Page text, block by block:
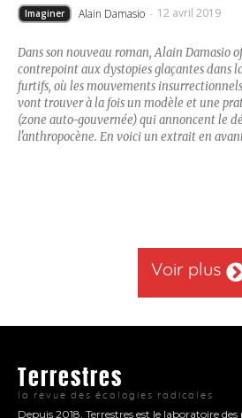
Imaginer Alain Damasio - 12 avril 2019
Dans son nouveau roman, Alain Damasio
contrepoint aux dystopies glaçantes dans
furtifs, où les mouvements
vont trouver à la fois un modèle et une
(zone auto-gouvernée) qui annoncent le
l'anthropocène. En voici un extrait en
Voir plus
Terrestres
la revue des écologies radicales
Depuis 2018, Terrestres est le laboratoire des